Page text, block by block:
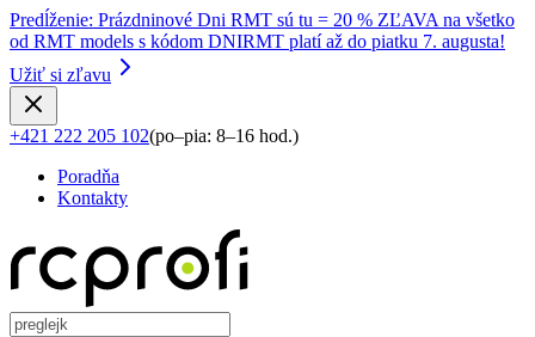
Predĺženie: Prázdninové Dni RMT sú tu = 20 % ZĽAVA na všetko
od RMT models s kódom DNIRMT platí až do piatku 7. augusta!
Užiť si zľavu
+421 222 205 102(po–pia: 8–16 hod.)
Poradňa
Kontakty